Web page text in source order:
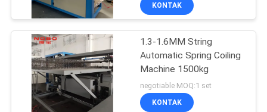
Mesin Penggulung
Kasur Pegas
KONTAK
1.3-1.6MM String
Automatic Spring Coiling
Machine 1500kg
negotiable MOQ:1 set
KONTAK